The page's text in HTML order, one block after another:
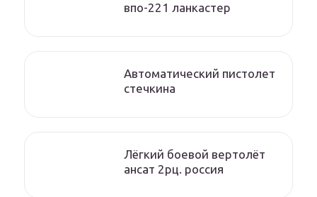
впо-221 ланкастер
Автоматический пистолет
стечкина
Лёгкий боевой вертолёт
ансат 2рц. россия